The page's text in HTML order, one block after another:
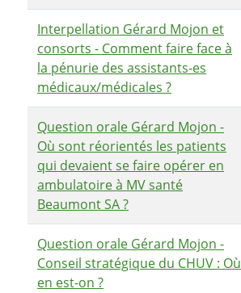
Interpellation Gérard Mojon et
consorts - Comment faire face à
la pénurie des assistants-es
médicaux/médicales ?
Question orale Gérard Mojon -
Où sont réorientés les patients
qui devaient se faire opérer en
ambulatoire à MV santé
Beaumont SA ?
Question orale Gérard Mojon -
Conseil stratégique du CHUV : Où
en est-on ?